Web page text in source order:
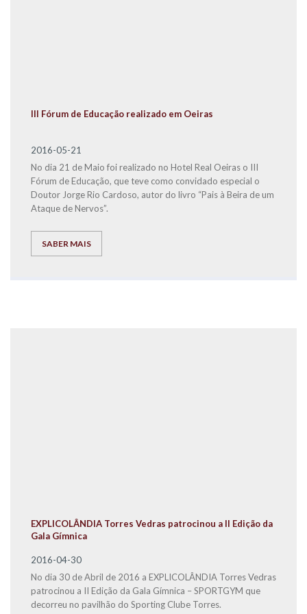
III Fórum de Educação realizado em Oeiras
2016-05-21
No dia 21 de Maio foi realizado no Hotel Real Oeiras o III
Fórum de Educação, que teve como convidado especial o
Doutor Jorge Rio Cardoso, autor do livro “Pais à Beira de um
Ataque de Nervos”.
SABER MAIS
EXPLICOLÂNDIA Torres Vedras patrocinou a II Edição da
Gala Gímnica
2016-04-30
No dia 30 de Abril de 2016 a EXPLICOLÂNDIA Torres Vedras
patrocinou a II Edição da Gala Gímnica – SPORTGYM que
decorreu no pavilhão do Sporting Clube Torres.